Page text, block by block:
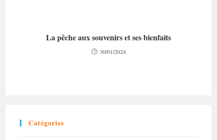
La pêche aux souvenirs et ses bienfaits
30/01/2024
Catégories